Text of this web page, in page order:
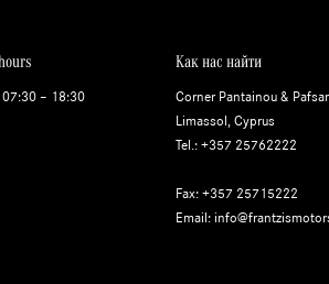
– 18:30
Как нас найти
Corner Pantainou &
Limassol, Cyprus
Tel.: +357 25762222
Fax: +357 25715222
Email: